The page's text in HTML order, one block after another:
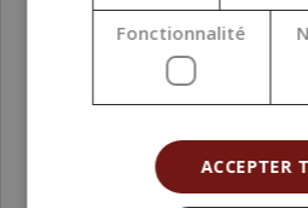
44,99 €
Fonctionnalité
ACCEPTER